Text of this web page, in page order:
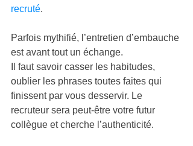
recruté.
Parfois mythifié, l’entretien d’embauche
est avant tout un échange.
Il faut savoir casser les habitudes,
oublier les phrases toutes faites qui
finissent par vous desservir. Le
recruteur sera peut-être votre futur
collègue et cherche l’authenticité.